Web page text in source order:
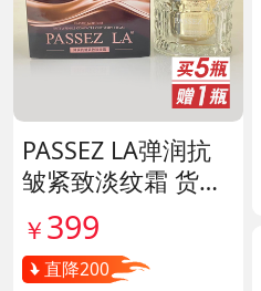
PASSEZ LA弹润抗
皱紧致淡纹霜 货号
137089
￥ 399
直降200